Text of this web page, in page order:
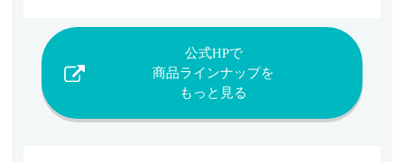
公式HPで
商品ラインナップを
もっと見る